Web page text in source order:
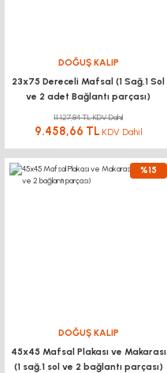
DOĞUŞ KALIP
23x75 Dereceli Mafsal (1 Sağ,1 Sol
ve 2 adet Bağlantı parçası)
11.127,84 TL KDV Dahil
9.458,66 TL KDV Dahil
%15
DOĞUŞ KALIP
45x45 Mafsal Plakası ve Makarası
(1 sağ,1 sol ve 2 bağlantı parçası)